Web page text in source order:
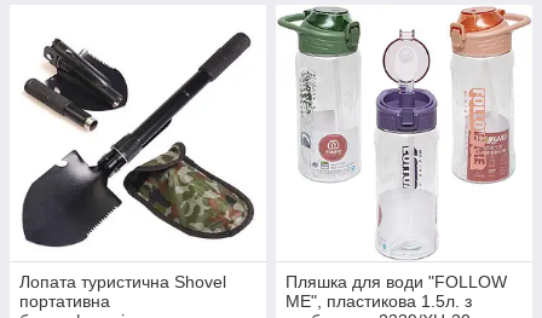
Лопата туристична Shovel
портативна
Пляшка для води "FOLLOW
ME", пластикова 1.5л. з